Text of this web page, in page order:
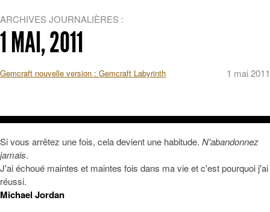
ARCHIVES JOURNALIÈRES :
1 MAI, 2011
Gemcraft nouvelle version : Gemcraft Labyrinth 1 mai 2011
Si vous arrêtez une fois, cela devient une habitude. N'abandonnez
jamais.
J'ai échoué maintes et maintes fois dans ma vie et c'est pourquoi j'ai
réussi.
Michael Jordan